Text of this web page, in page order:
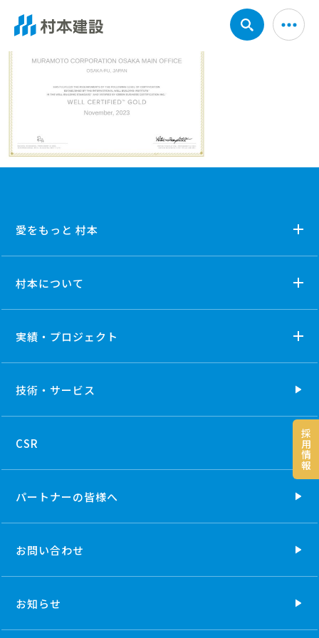
採
用
情
報
愛をもっと 村本
村本について
実績・プロジェクト
技術・ サービス
CSR
パートナーの皆様へ
お問い合わせ
お知らせ